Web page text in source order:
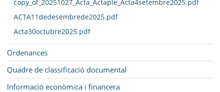
copy_of_20251027_Acta_Actaple_Acta4setembre2025.pdf
ACTA11dedesembrede2025.pdf
Acta30octubre2025.pdf
Ordenances
Quadre de classificació documental
Informació econòmica i financera